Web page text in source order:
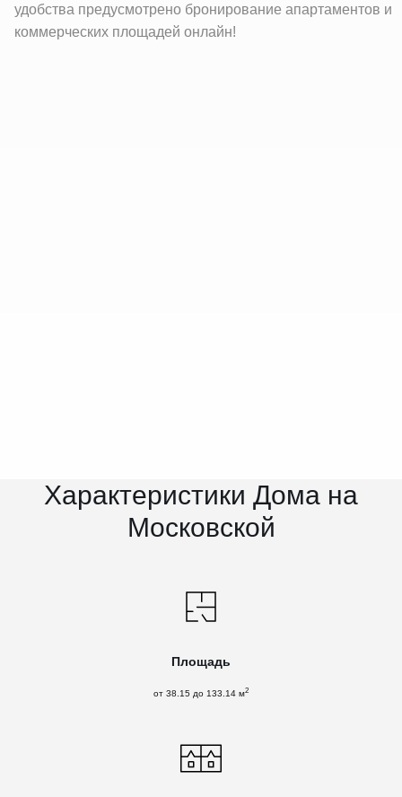
удобства предусмотрено бронирование апартаментов и
коммерческих площадей онлайн!
Характеристики Дома на
Московской
Площадь
от 38.15 до 133.14 м2